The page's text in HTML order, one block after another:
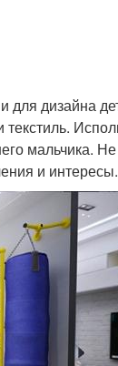
для дизайна
мальчика. Не
и интересы.